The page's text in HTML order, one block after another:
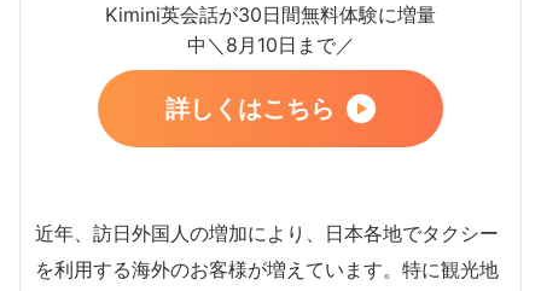
Kimini英会話が30日間無料体験に増量
中＼8月10日まで／
詳しくはこちら
近年、訪日外国人の増加により、日本各地でタクシー
を利用する海外のお客様が増えています。特に観光地